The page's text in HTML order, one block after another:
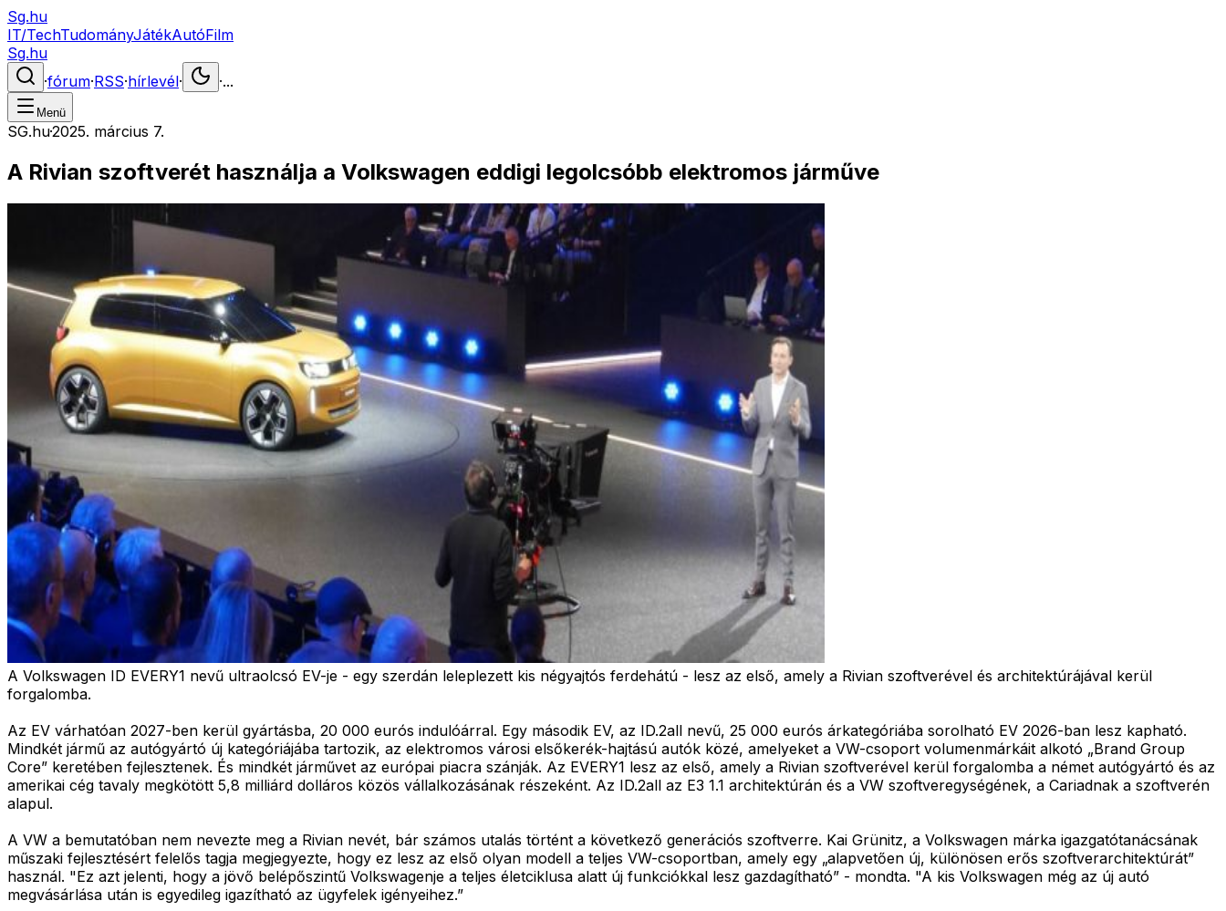
Sg.hu
IT/TechTudományJátékAutóFilm
Sg.hu
·fórum·RSS·hírlevél· ·...
Menü
SG.hu·2025. március 7.
A Rivian szoftverét használja a Volkswagen eddigi legolcsóbb elektromos járműve
A Volkswagen ID EVERY1 nevű ultraolcsó EV-je - egy szerdán leleplezett kis négyajtós ferdehátú - lesz az első, amely a Rivian szoftverével és architektúrájával kerül
forgalomba.
Az EV várhatóan 2027-ben kerül gyártásba, 20 000 eurós indulóárral. Egy második EV, az ID.2all nevű, 25 000 eurós árkategóriába sorolható EV 2026-ban lesz kapható.
Mindkét jármű az autógyártó új kategóriájába tartozik, az elektromos városi elsőkerék-hajtású autók közé, amelyeket a VW-csoport volumenmárkáit alkotó „Brand Group
Core” keretében fejlesztenek. És mindkét járművet az európai piacra szánják. Az EVERY1 lesz az első, amely a Rivian szoftverével kerül forgalomba a német autógyártó és az
amerikai cég tavaly megkötött 5,8 milliárd dolláros közös vállalkozásának részeként. Az ID.2all az E3 1.1 architektúrán és a VW szoftveregységének, a Cariadnak a szoftverén
alapul.
A VW a bemutatóban nem nevezte meg a Rivian nevét, bár számos utalás történt a következő generációs szoftverre. Kai Grünitz, a Volkswagen márka igazgatótanácsának
műszaki fejlesztésért felelős tagja megjegyezte, hogy ez lesz az első olyan modell a teljes VW-csoportban, amely egy „alapvetően új, különösen erős szoftverarchitektúrát”
használ. "Ez azt jelenti, hogy a jövő belépőszintű Volkswagenje a teljes életciklusa alatt új funkciókkal lesz gazdagítható” - mondta. "A kis Volkswagen még az új autó
megvásárlása után is egyedileg igazítható az ügyfelek igényeihez.”